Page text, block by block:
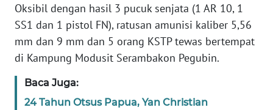
Oksibil dengan hasil 3 pucuk senjata (1 AR 10, 1
SS1 dan 1 pistol FN), ratusan amunisi kaliber 5,56
mm dan 9 mm dan 5 orang KSTP tewas bertempat
di Kampung Modusit Serambakon Pegubin.
Baca Juga:
24 Tahun Otsus Papua, Yan Christian
REDAKSI
KARIR